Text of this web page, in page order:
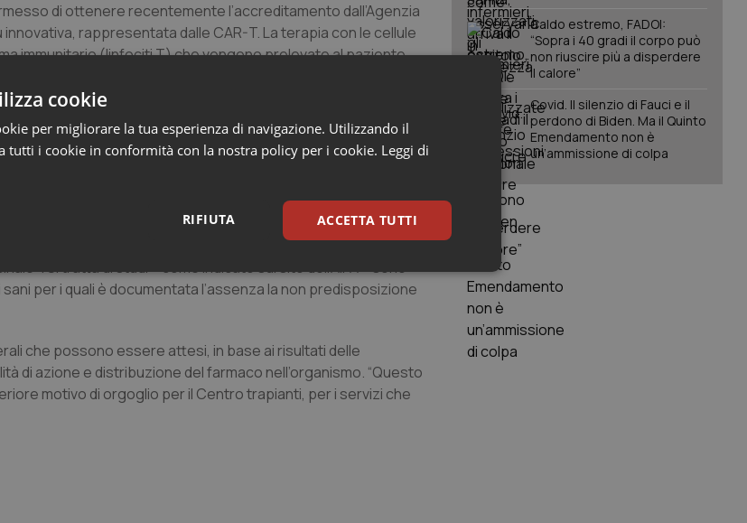
di ottenere recentemente l’accreditamento dall’Agenzia
rappresentata dalle CAR-T. La terapia con le cellule
immunitario (linfociti T) che vengono prelevate al paziente,
con più forza il tumore, per essere poi reinfuse nel
negli adulti e della leucemia linfoblastica acuta nei bambini.
multiplo”.
solo in ospedali dotati di unità di trapianto di midollo
e strutturali previsti dalle direttive europee sono
dedicata alla Fase I nel percorso verso l’Irccs in corso
e Innovazione diretto da Antonio Maconi. La fase I è una
del principio attivo sull’uomo che ha lo scopo di
. Si tratta di studi – come indicato sul sito dell’AIFA – sono
per i quali è documentata l’assenza la non predisposizione
che possono essere attesi, in base ai risultati delle
di azione e distribuzione del farmaco nell’organismo. “Questo
motivo di orgoglio per il Centro trapianti, per i servizi che
Caldo estremo, FADOI:
“Sopra i 40 gradi il corpo può
non riuscire più a disperdere
il calore”
Covid. Il silenzio di Fauci e il
perdono di Biden. Ma il Quinto
Emendamento non è
un’ammissione di colpa
cookie
per migliorare la tua esperienza di navigazione. Utilizzando il
tutti i cookie in conformità con la nostra policy per i cookie. Leggi di
ACCETTA TUTTI
RIFIUTA
Statistici Marketing
Necessari Statistici Marketing